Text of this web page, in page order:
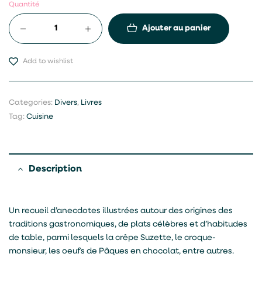
Quantité
Ajouter au panier
Add to wishlist
Categories: Divers, Livres
Tag: Cuisine
Description
Un recueil d’anecdotes illustrées autour des origines des
traditions gastronomiques, de plats célèbres et d’habitudes
de table, parmi lesquels la crêpe Suzette, le croque-
monsieur, les oeufs de Pâques en chocolat, entre autres.